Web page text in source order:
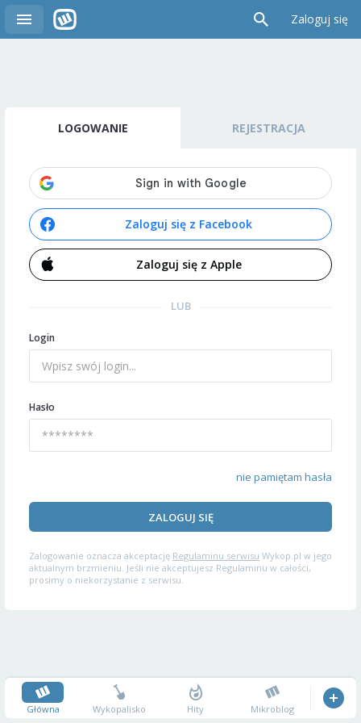
Zaloguj się
LOGOWANIE REJESTRACJA
Zaloguj się z Facebook
Zaloguj się z Apple
LUB
Login
Hasło
nie pamiętam hasła
ZALOGUJ SIĘ
Zalogowanie oznacza akceptację Regulaminu serwisu Wykop.pl w jego
aktualnym brzmieniu. Jeśli nie akceptujesz Regulaminu w całości,
prosimy o niekorzystanie z serwisu.
Główna Wykopalisko Hity Mikroblog